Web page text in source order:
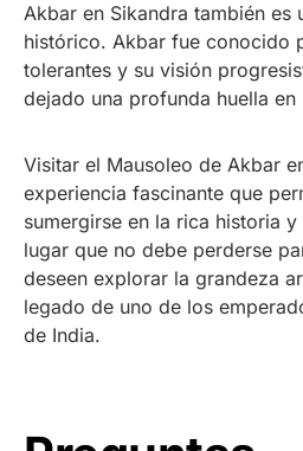
Akbar en Sikandra también es
histórico. Akbar fue conocido
tolerantes y su visión
dejado una profunda huella
Visitar el Mausoleo de Akbar
experiencia fascinante que
sumergirse en la rica historia
lugar que no debe perderse
deseen explorar la grandeza
legado de uno de los
de India.